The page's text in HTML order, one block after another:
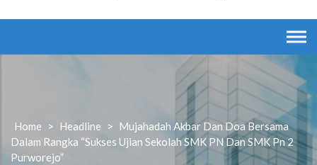
Home > Headline >
Mujahadah Akbar Dan Doa Bersama
Dalam Rangka “Sukses Ujian Sekolah SMK PN Dan SMK Pn 2
Purworejo”